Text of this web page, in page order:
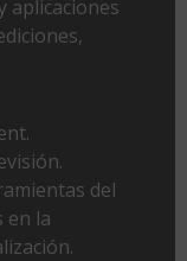
aplicaciones
del
en la